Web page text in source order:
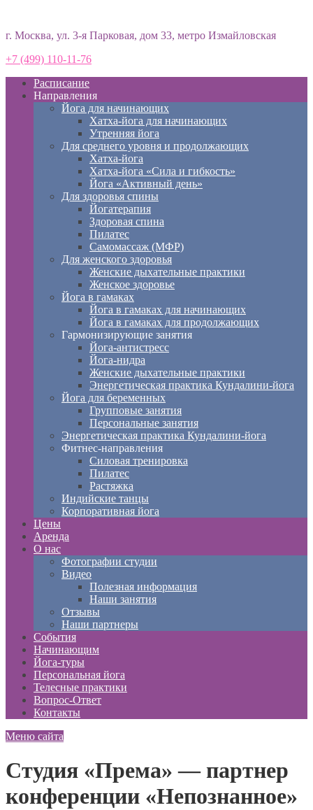
г. Москва, ул. 3-я Парковая, дом 33, метро Измайловская
+7 (499) 110-11-76
Расписание
Направления
Йога для начинающих
Хатха-йога для начинающих
Утренняя йога
Для среднего уровня и продолжающих
Хатха-йога
Хатха-йога «Сила и гибкость»
Йога «Активный день»
Для здоровья спины
Йогатерапия
Здоровая спина
Пилатес
Самомассаж (МФР)
Для женского здоровья
Женские дыхательные практики
Женское здоровье
Йога в гамаках
Йога в гамаках для начинающих
Йога в гамаках для продолжающих
Гармонизирующие занятия
Йога-антистресс
Йога-нидра
Женские дыхательные практики
Энергетическая практика Кундалини-йога
Йога для беременных
Групповые занятия
Персональные занятия
Энергетическая практика Кундалини-йога
Фитнес-направления
Силовая тренировка
Пилатес
Растяжка
Индийские танцы
Корпоративная йога
Цены
Аренда
О нас
Фотографии студии
Видео
Полезная информация
Наши занятия
Отзывы
Наши партнеры
События
Начинающим
Йога-туры
Персональная йога
Телесные практики
Вопрос-Ответ
Контакты
Меню сайта
Студия «Према» — партнер
конференции «Непознанное»